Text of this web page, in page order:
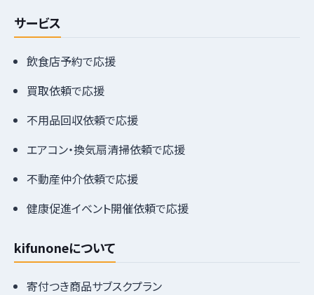
サービス
飲食店予約で応援
買取依頼で応援
不用品回収依頼で応援
エアコン・換気扇清掃依頼で応援
不動産仲介依頼で応援
健康促進イベント開催依頼で応援
kifunoneについて
寄付つき商品サブスクプラン